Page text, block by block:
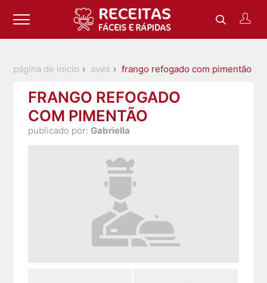
página de inicio aves frango refogado com pimentão
FRANGO REFOGADO
COM PIMENTÃO
publicado por: Gabriella